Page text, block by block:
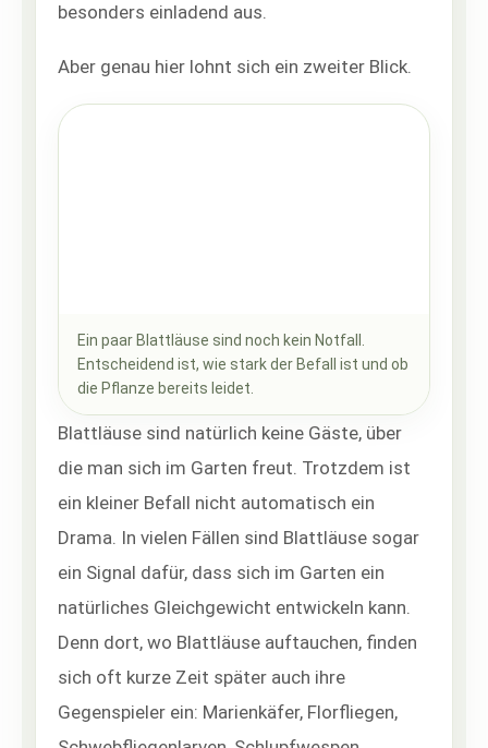
besonders einladend aus.
Aber genau hier lohnt sich ein zweiter Blick.
Ein paar Blattläuse sind noch kein Notfall.
Entscheidend ist, wie stark der Befall ist und ob
die Pflanze bereits leidet.
Blattläuse sind natürlich keine Gäste, über
die man sich im Garten freut. Trotzdem ist
ein kleiner Befall nicht automatisch ein
Drama. In vielen Fällen sind Blattläuse sogar
ein Signal dafür, dass sich im Garten ein
natürliches Gleichgewicht entwickeln kann.
Denn dort, wo Blattläuse auftauchen, finden
sich oft kurze Zeit später auch ihre
Gegenspieler ein: Marienkäfer, Florfliegen,